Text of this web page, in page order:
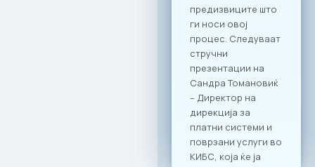
алатка за
воспоставување
на ред,
фер конкуренција
на пазарот.
Официјализирањет
о на оваа
соработка преку
Декларацијата е
потврда за